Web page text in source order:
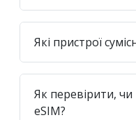
Які пристрої
Як перевірити,
eSIM?